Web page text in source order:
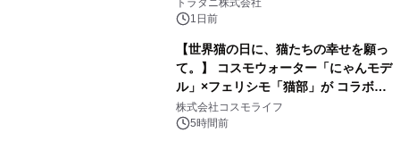
トラタニ株式会社
1日前
【世界猫の日に、猫たちの幸せを願っ
て。】 コスモウォーター「にゃんモデ
ル」×フェリシモ「猫部」が コラボキ
ャンペーンを実施
株式会社コスモライフ
5時間前